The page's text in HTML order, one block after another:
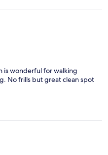
is wonderful for walking
No frills but great clean spot